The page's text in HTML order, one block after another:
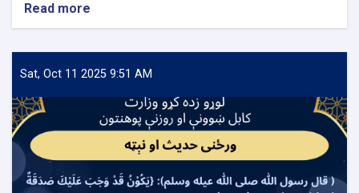
Read more
Daily
Sat, Oct 11 2025 9:51 AM